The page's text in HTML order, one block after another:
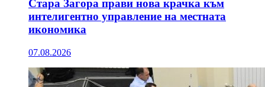
Стара Загора прави нова крачка към
интелигентно управление на местната
икономика
07.08.2026